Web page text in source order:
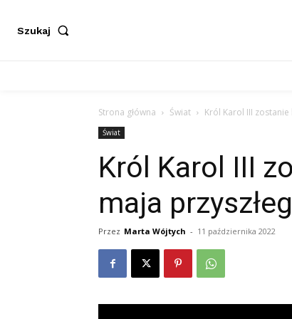
Szukaj
Strona główna Świat Król Karol III
Świat
Król Karol III
maja
Przez Marta Wójtych - 11 października 2022